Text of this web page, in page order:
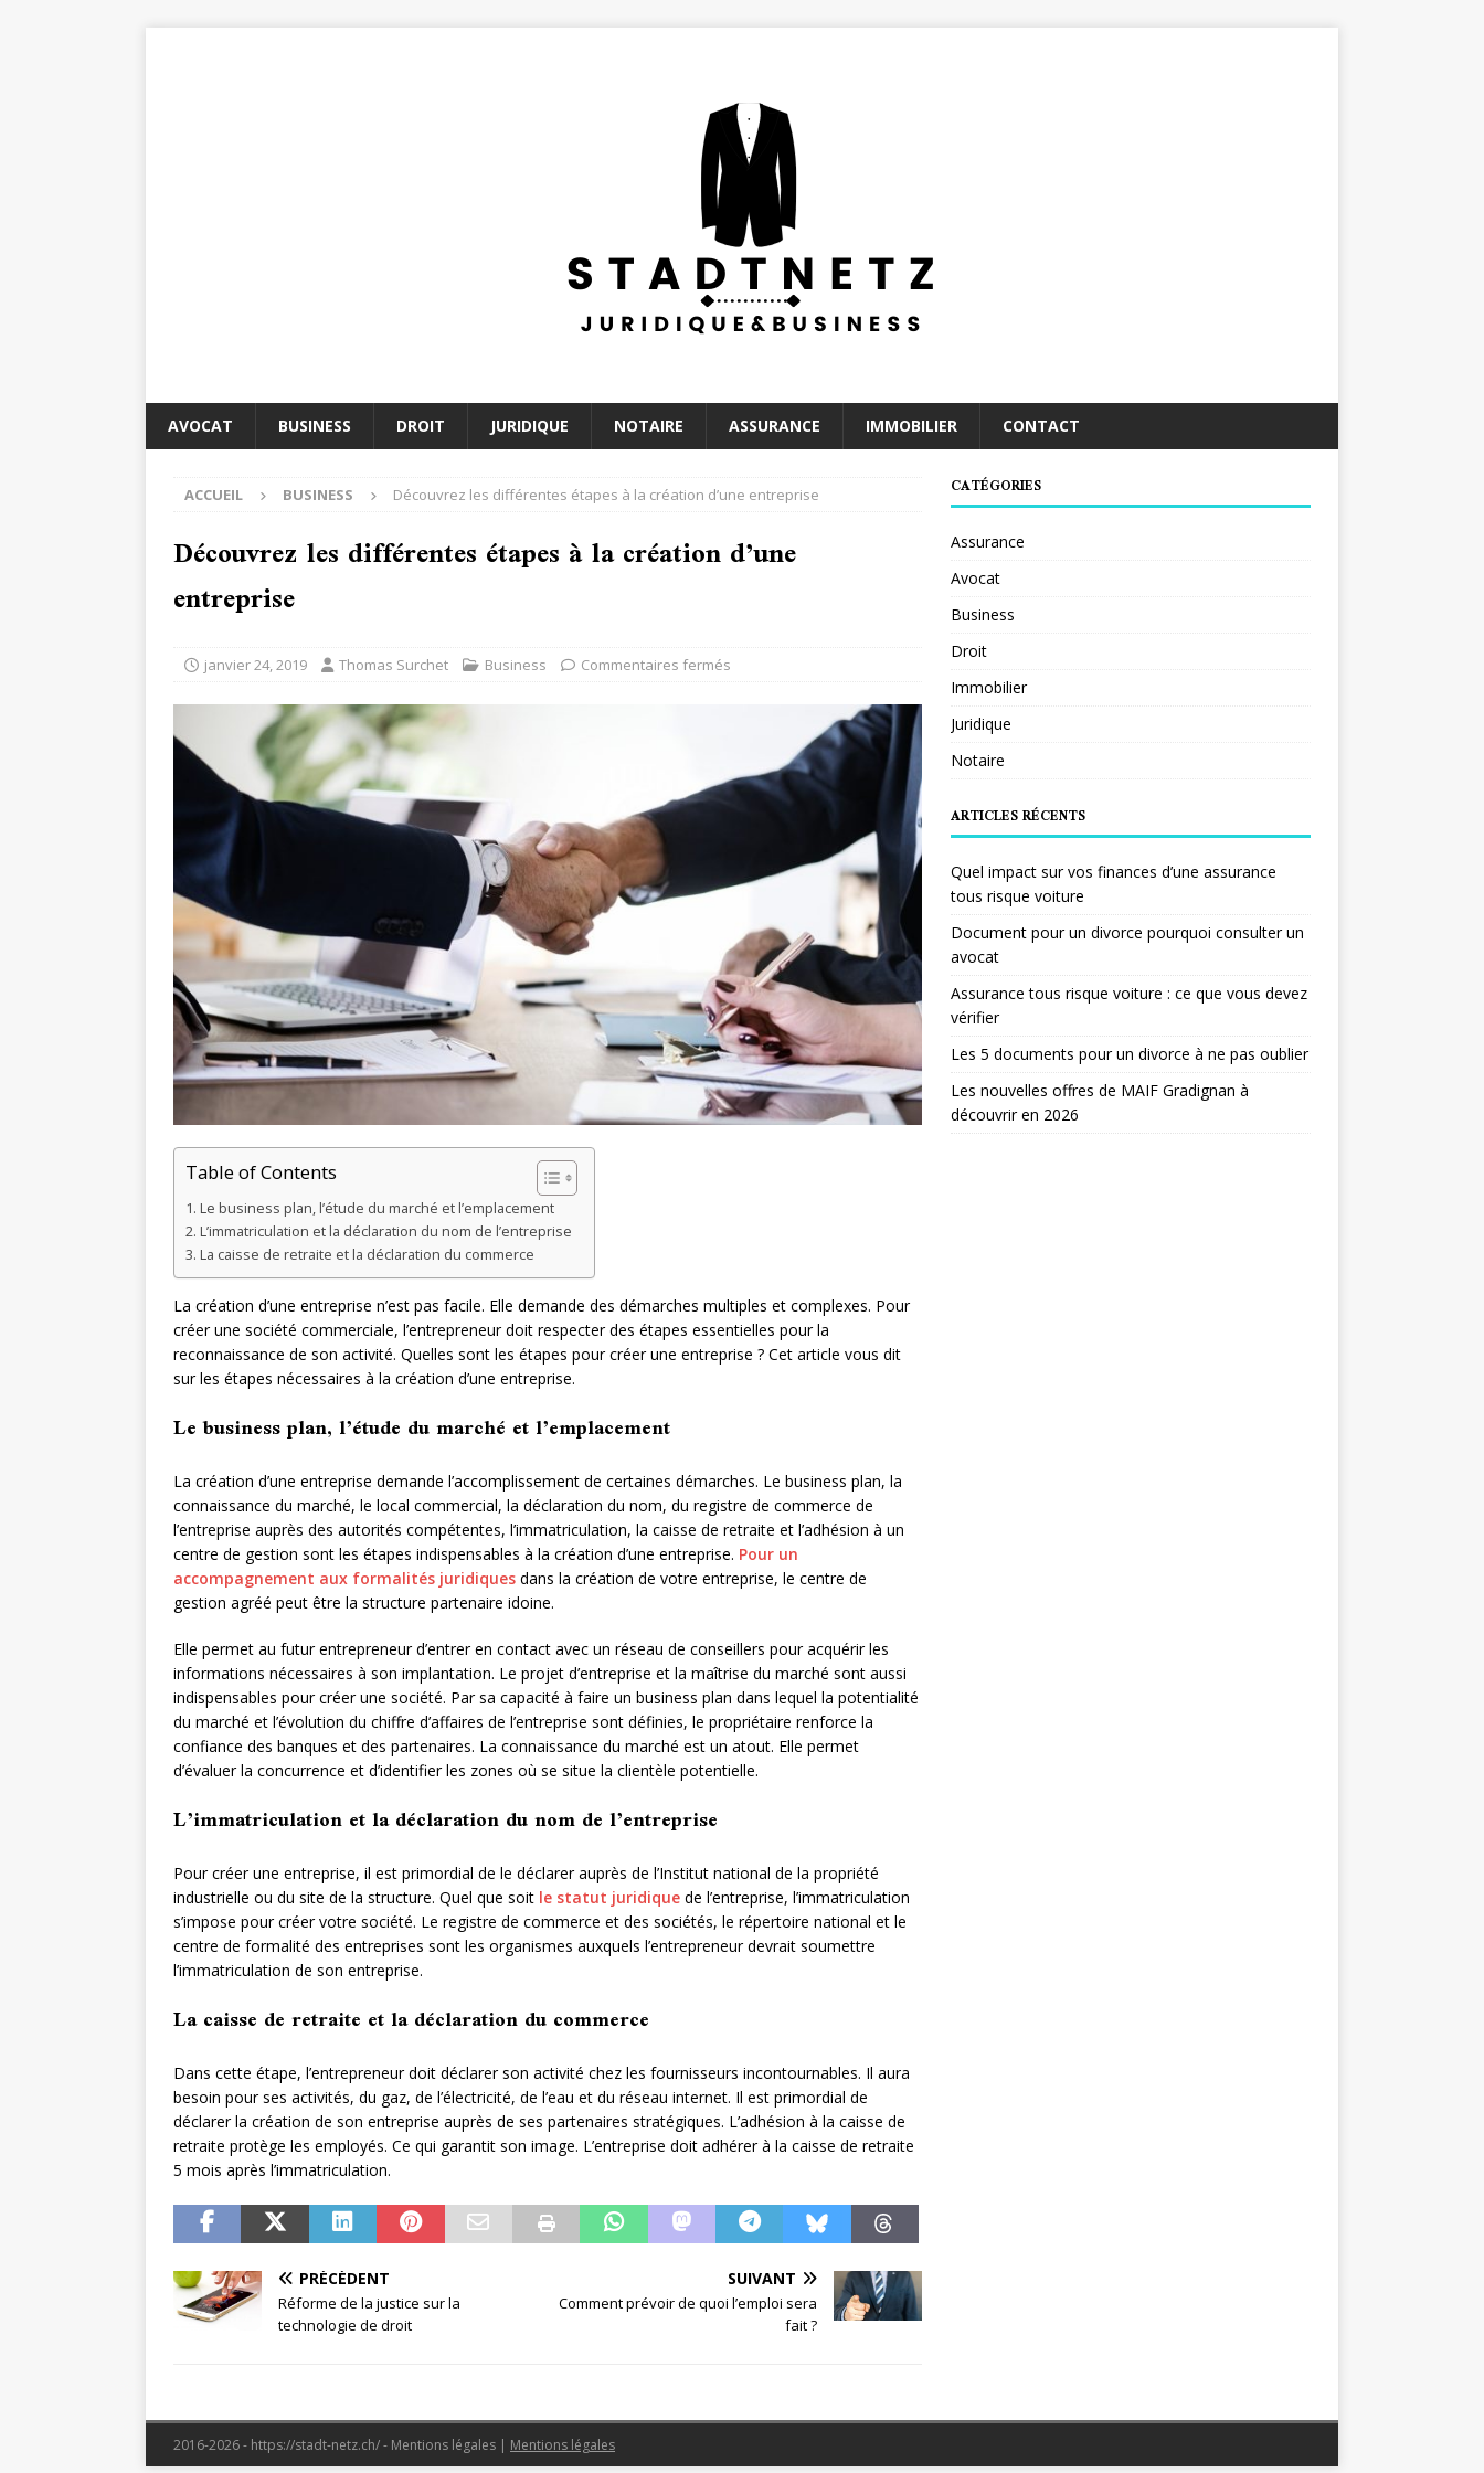
AVOCAT BUSINESS DROIT JURIDIQUE NOTAIRE ASSURANCE IMMOBILIER CONTACT
ACCUEIL BUSINESS Découvrez les différentes étapes à la création d’une entreprise
Découvrez les différentes étapes à la création d’une
entreprise
janvier 24, 2019 Thomas Surchet Business Commentaires fermés
Table of Contents
Le business plan, l’étude du marché et l’emplacement
L’immatriculation et la déclaration du nom de l’entreprise
La caisse de retraite et la déclaration du commerce
La création d’une entreprise n’est pas facile. Elle demande des démarches multiples et complexes. Pour
créer une société commerciale, l’entrepreneur doit respecter des étapes essentielles pour la
reconnaissance de son activité. Quelles sont les étapes pour créer une entreprise ? Cet article vous dit
sur les étapes nécessaires à la création d’une entreprise.
Le business plan, l’étude du marché et l’emplacement
La création d’une entreprise demande l’accomplissement de certaines démarches. Le business plan, la
connaissance du marché, le local commercial, la déclaration du nom, du registre de commerce de
l’entreprise auprès des autorités compétentes, l’immatriculation, la caisse de retraite et l’adhésion à un
centre de gestion sont les étapes indispensables à la création d’une entreprise. Pour un
accompagnement aux formalités juridiques dans la création de votre entreprise, le centre de
gestion agréé peut être la structure partenaire idoine.
Elle permet au futur entrepreneur d’entrer en contact avec un réseau de conseillers pour acquérir les
informations nécessaires à son implantation. Le projet d’entreprise et la maîtrise du marché sont aussi
indispensables pour créer une société. Par sa capacité à faire un business plan dans lequel la potentialité
du marché et l’évolution du chiffre d’affaires de l’entreprise sont définies, le propriétaire renforce la
confiance des banques et des partenaires. La connaissance du marché est un atout. Elle permet
d’évaluer la concurrence et d’identifier les zones où se situe la clientèle potentielle.
L’immatriculation et la déclaration du nom de l’entreprise
Pour créer une entreprise, il est primordial de le déclarer auprès de l’Institut national de la propriété
industrielle ou du site de la structure. Quel que soit le statut juridique de l’entreprise, l’immatriculation
s’impose pour créer votre société. Le registre de commerce et des sociétés, le répertoire national et le
centre de formalité des entreprises sont les organismes auxquels l’entrepreneur devrait soumettre
l’immatriculation de son entreprise.
La caisse de retraite et la déclaration du commerce
Dans cette étape, l’entrepreneur doit déclarer son activité chez les fournisseurs incontournables. Il aura
besoin pour ses activités, du gaz, de l’électricité, de l’eau et du réseau internet. Il est primordial de
déclarer la création de son entreprise auprès de ses partenaires stratégiques. L’adhésion à la caisse de
retraite protège les employés. Ce qui garantit son image. L’entreprise doit adhérer à la caisse de retraite
5 mois après l’immatriculation.
PRÉCÉDENT
Réforme de la justice sur la
technologie de droit
SUIVANT
Comment prévoir de quoi l’emploi sera
fait ?
CATÉGORIES
Assurance
Avocat
Business
Droit
Immobilier
Juridique
Notaire
ARTICLES RÉCENTS
Quel impact sur vos finances d’une assurance
tous risque voiture
Document pour un divorce pourquoi consulter un
avocat
Assurance tous risque voiture : ce que vous devez
vérifier
Les 5 documents pour un divorce à ne pas oublier
Les nouvelles offres de MAIF Gradignan à
découvrir en 2026
2016-2026 - https://stadt-netz.ch/ - Mentions légales | Mentions légales